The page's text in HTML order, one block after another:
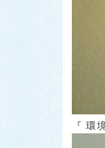
『 環